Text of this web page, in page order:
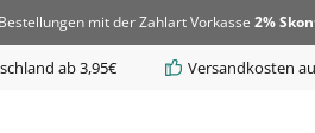
mit der Zahlart Vorkasse 2%
ab 3,95€ Versandkosten